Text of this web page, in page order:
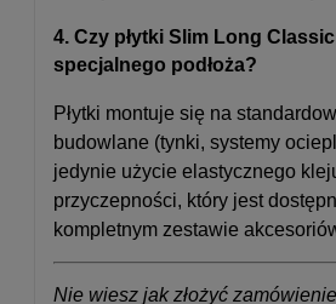
4. Czy płytki Slim Long
specjalnego podłoża?
Płytki montuje się na
budowlane (tynki, systemy
jedynie użycie elastycznego
przyczepności, który jest
kompletnym zestawie
Nie wiesz jak złożyć